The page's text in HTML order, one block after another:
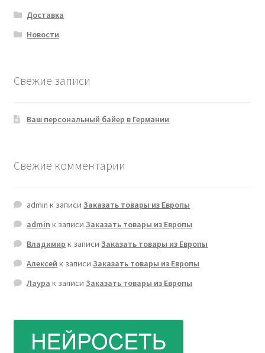
Доставка
Новости
Свежие записи
Ваш персональный байер в Германии
Свежие комментарии
admin к записиЗаказать товары из Европы
admin к записиЗаказать товары из Европы
Владимир к записиЗаказать товары из Европы
Алексей к записиЗаказать товары из Европы
Лаура к записиЗаказать товары из Европы